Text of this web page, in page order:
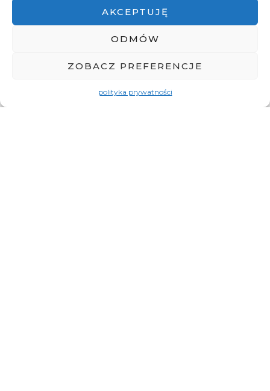
AKCEPTUJĘ
ODMÓW
ZOBACZ PREFERENCJE
polityka prywatności
pytanie, rozwiejemy wszelkie
wątpliwości oraz zaproponujemy
sprzątania w Państwa domu,
mieszkaniu lub biurze.